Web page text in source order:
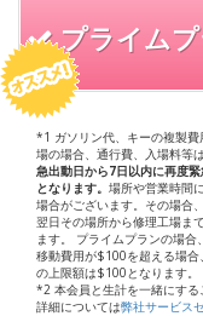
プライム
*1 ガソリン代、キーの複製
場の場合、通行費、入場料等
急出動日から7日以内に再度
となります。 場所や営業時間
場合がございます。その場合
翌日その場所から修理工場ま
ます。 プライムプランの場
移動費用が$100を超える場
の上限額は$100となります。
*2 本会員と生計を一緒にする
詳細については弊社サービス